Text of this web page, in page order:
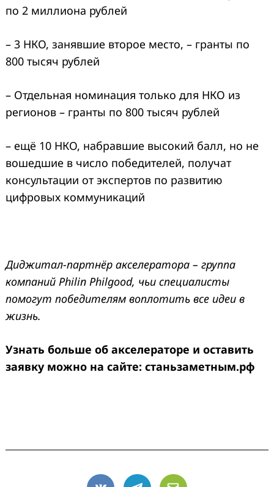
по 2 миллиона рублей
– 3 НКО, занявшие второе место, – гранты по
800 тысяч рублей
– Отдельная номинация только для НКО из
регионов – гранты по 800 тысяч рублей
– ещё 10 НКО, набравшие высокий балл, но не
вошедшие в число победителей, получат
консультации от экспертов по развитию
цифровых коммуникаций
Диджитал-партнёр акселератора – группа
компаний Philin Philgood, чьи специалисты
помогут победителям воплотить все идеи в
жизнь.
Узнать больше об акселераторе и оставить
заявку можно на сайте: станьзаметным.рф